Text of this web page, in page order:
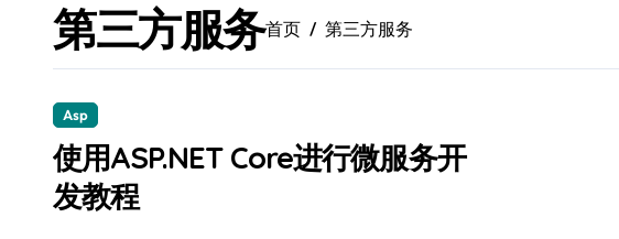
弹性计算架构下云客户端优化实践
数据驱动下的传媒生态量子跃迁
数据驱动创新：科技赋能传媒增长
第三方服务首页 第三方服务
Asp
使用ASP.NET Core进行微服务开
发教程